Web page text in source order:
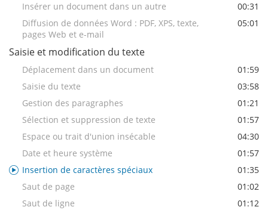
Insérer un document dans un autre
00:31
Diffusion de données Word : PDF, XPS, texte,
pages Web et e-mail
05:01
Saisie et modification du texte
Déplacement dans un document
01:59
Saisie du texte
03:58
Gestion des paragraphes
01:21
Sélection et suppression de texte
01:57
Espace ou trait d'union insécable
04:30
Date et heure système
01:57
Insertion de caractères spéciaux
01:35
Saut de page
01:02
Saut de ligne
01:12